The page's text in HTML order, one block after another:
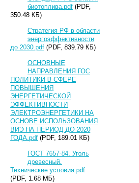
биотоплива.pdf (PDF,
350.48 КБ)
Стратегия РФ в области
энергоэффективности
до 2030.pdf (PDF, 839.79 КБ)
ОСНОВНЫЕ
НАПРАВЛЕНИЯ ГОС
ПОЛИТИКИ В СФЕРЕ
ПОВЫШЕНИЯ
ЭНЕРГЕТИЧЕСКОЙ
ЭФФЕКТИВНОСТИ
ЭЛЕКТРОЭНЕРГЕТИКИ НА
ОСНОВЕ ИСПОЛЬЗОВАНИЯ
ВИЭ НА ПЕРИОД ДО 2020
ГОДА.pdf (PDF, 189.01 КБ)
ГОСТ 7657-84. Уголь
древесный.
Технические условия.pdf
(PDF, 1.68 МБ)